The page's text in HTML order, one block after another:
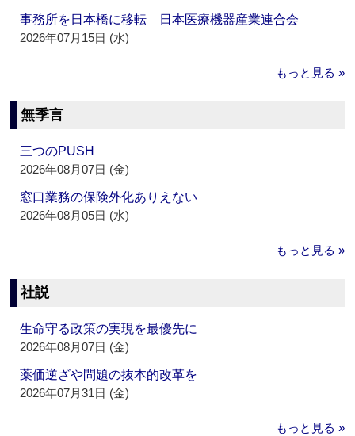
事務所を日本橋に移転 日本医療機器産業連合会
2026年07月15日 (水)
もっと見る »
無季言
三つのPUSH
2026年08月07日 (金)
窓口業務の保険外化ありえない
2026年08月05日 (水)
もっと見る »
社説
生命守る政策の実現を最優先に
2026年08月07日 (金)
薬価逆ざや問題の抜本的改革を
2026年07月31日 (金)
もっと見る »